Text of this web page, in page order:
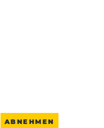
ABNEHMEN